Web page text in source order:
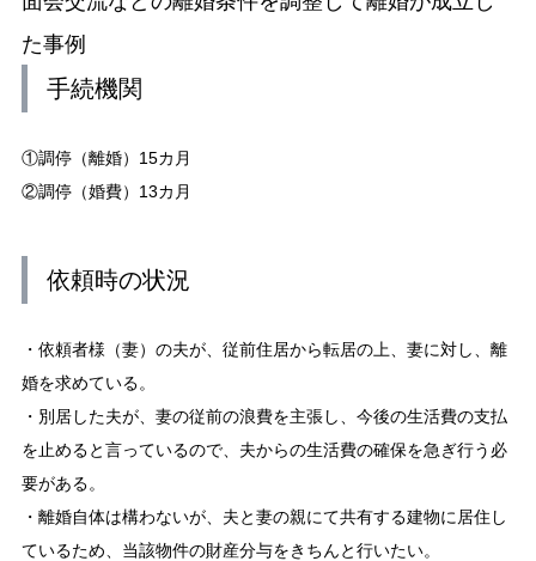
た事例
手続機関
①調停（離婚）15カ月
②調停（婚費）13カ月
依頼時の状況
・依頼者様（妻）の夫が、従前住居から転居の上、妻に対し、離
婚を求めている。
・別居した夫が、妻の従前の浪費を主張し、今後の生活費の支払
を止めると言っているので、夫からの生活費の確保を急ぎ行う必
要がある。
・離婚自体は構わないが、夫と妻の親にて共有する建物に居住し
ているため、当該物件の財産分与をきちんと行いたい。